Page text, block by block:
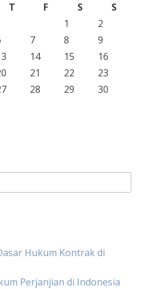
T F S
S
1
2
7 8
9
14 15
16
21 22
23
28 29
30
Hukum Kontrak di
Perjanjian di Indonesia